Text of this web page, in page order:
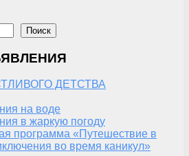
Поиск
ДЕТСТВА
на воде
в жаркую погоду
программа «Путешествие в
во время каникул»